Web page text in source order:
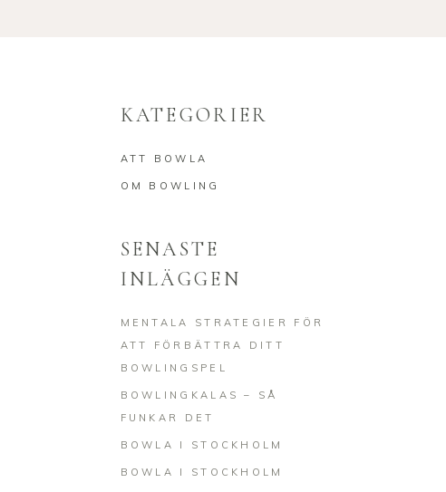
KATEGORIER
ATT BOWLA
OM BOWLING
SENASTE
INLÄGGEN
MENTALA STRATEGIER FÖR
ATT FÖRBÄTTRA DITT
BOWLINGSPEL
BOWLINGKALAS – SÅ
FUNKAR DET
BOWLA I STOCKHOLM
BOWLA I STOCKHOLM